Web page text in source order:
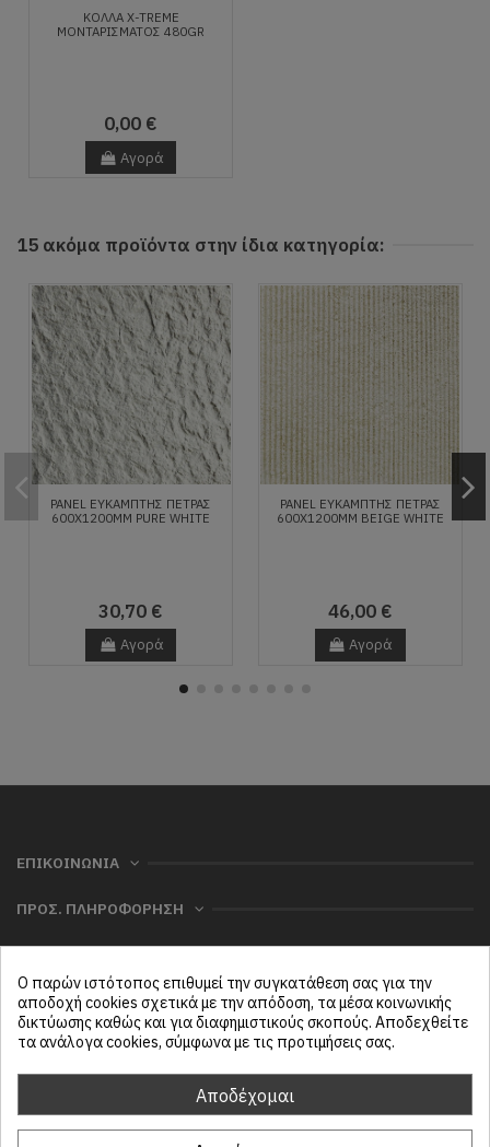
ΚΌΛΛΑ X-TREME
ΜΟΝΤΑΡΊΣΜΑΤΟΣ 480GR
0,00 €
Αγορά
15 ακόμα προϊόντα στην ίδια κατηγορία:
PANEL ΕΥΚΑΜΠΤΗΣ ΠΕΤΡΑΣ
600X1200MM PURE WHITE
30,70 €
Αγορά
PANEL ΕΥΚΑΜΠΤΗΣ ΠΕΤΡΑΣ
600X1200MM BEIGE WHITE
46,00 €
Αγορά
ΕΠΙΚΟΙΝΩΝΙΑ
ΠΡΟΣ. ΠΛΗΡΟΦΟΡΗΣΗ
ΜΕΝΟΥ
Follow us
Ο παρών ιστότοπος επιθυμεί την συγκατάθεση σας για την
αποδοχή cookies σχετικά με την απόδοση, τα μέσα κοινωνικής
δικτύωσης καθώς και για διαφημιστικούς σκοπούς. Αποδεχθείτε
τα ανάλογα cookies, σύμφωνα με τις προτιμήσεις σας.
Αποδέχομαι